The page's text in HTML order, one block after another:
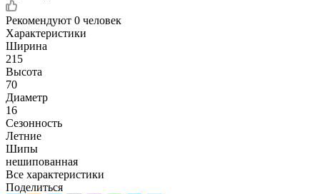
Рекомендуют 0 человек
Характеристики
Ширина
215
Высота
70
Диаметр
16
Сезонность
Летние
Шипы
нешипованная
Все характеристики
Поделиться